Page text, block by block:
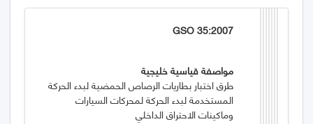
GSO 35:2007
مواصفة قياسية خليجية
طرق اختبار بطاريات الرصاص الحمضية لبدء الحركة
المستخدمة لبدء الحركة لمحركات السيارات
وماكينات الاحتراق الداخلي